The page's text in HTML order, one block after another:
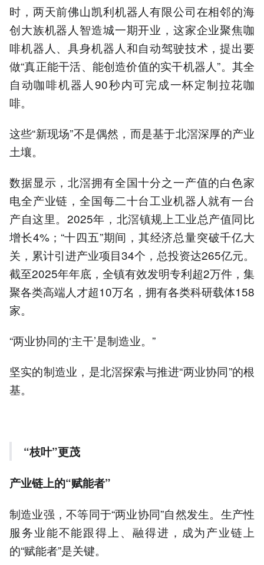
时，两天前佛山凯利机器人有限公司在相邻的海
创大族机器人智造城一期开业，这家企业聚焦咖
啡机器人、具身机器人和自动驾驶技术，提出要
做“真正能干活、能创造价值的实干机器人”。其全
自动咖啡机器人90秒内可完成一杯定制拉花咖
啡。
这些“新现场”不是偶然，而是基于北滘深厚的产业
土壤。
数据显示，北滘拥有全国十分之一产值的白色家
电全产业链，全国每二十台工业机器人就有一台
产自这里。2025年，北滘镇规上工业总产值同比
增长4%；“十四五”期间，其经济总量突破千亿大
关，累计引进产业项目34个，总投资达265亿元。
截至2025年年底，全镇有效发明专利超2万件，集
聚各类高端人才超10万名，拥有各类科研载体158
家。
“两业协同的‘主干’是制造业。”
坚实的制造业，是北滘探索与推进“两业协同”的根
基。
“枝叶”更茂
产业链上的“赋能者”
制造业强，不等同于“两业协同”自然发生。生产性
服务业能不能跟得上、融得进，成为产业链上
的“赋能者”是关键。